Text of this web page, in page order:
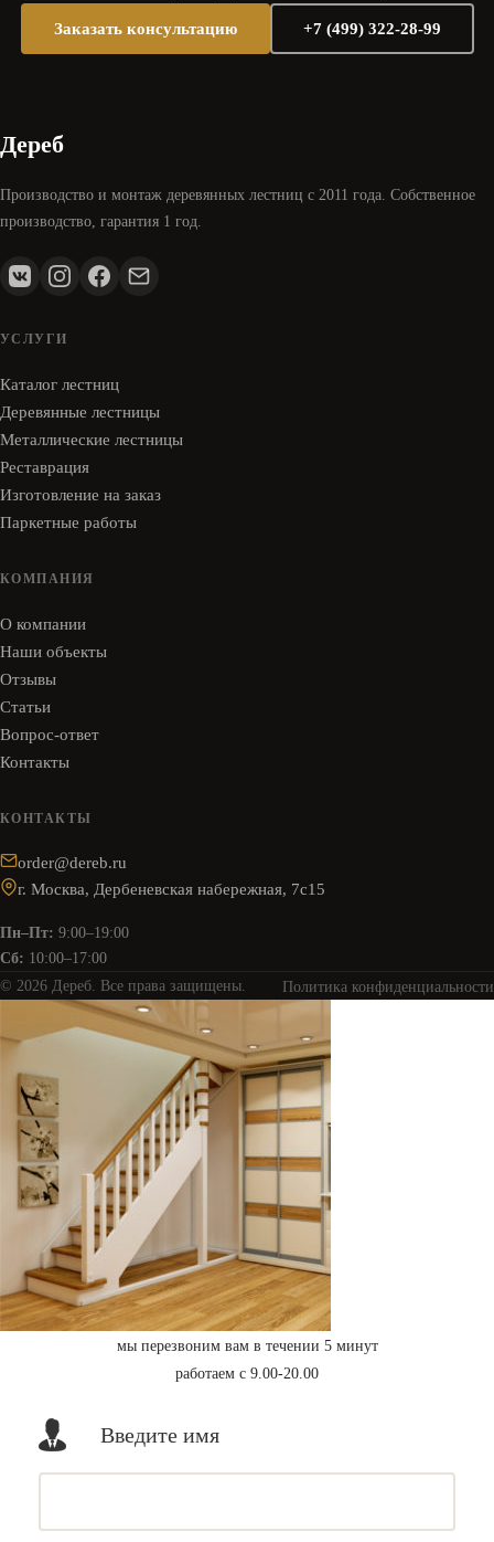
Заказать консультацию +7 (499) 322-28-99
Дереб
Производство и монтаж деревянных лестниц с 2011 года. Собственное
производство, гарантия 1 год.
УСЛУГИ
Каталог лестниц
Деревянные лестницы
Металлические лестницы
Реставрация
Изготовление на заказ
Паркетные работы
КОМПАНИЯ
О компании
Наши объекты
Отзывы
Статьи
Вопрос-ответ
Контакты
КОНТАКТЫ
order@dereb.ru
г. Москва, Дербеневская набережная, 7с15
Пн–Пт: 9:00–19:00
Сб: 10:00–17:00
© 2026 Дереб. Все права защищены.
Политика конфиденциальности
мы перезвоним вам в течении 5 минут
работаем с 9.00-20.00
Введите имя